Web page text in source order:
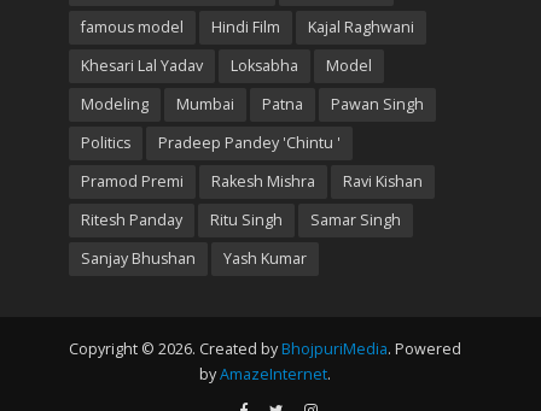
famous model
Hindi Film
Kajal Raghwani
Khesari Lal Yadav
Loksabha
Model
Modeling
Mumbai Patna
Pawan Singh
Politics
Pradeep Pandey 'Chintu '
Pramod Premi
Rakesh Mishra
Ravi Kishan
Ritesh Panday
Ritu Singh
Samar Singh
Sanjay Bhushan
Yash Kumar
Copyright © 2026. Created by BhojpuriMedia. Powered
byAmazeInternet.